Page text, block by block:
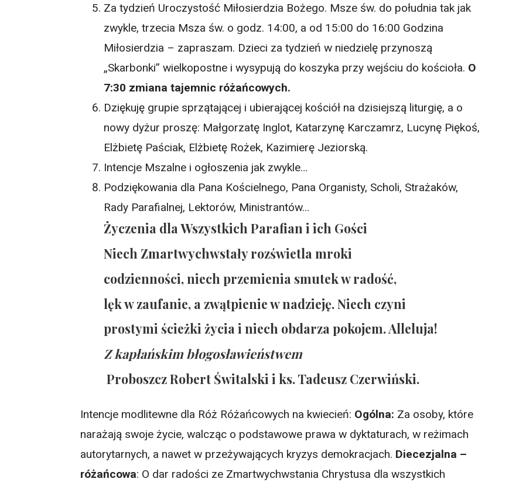
Za tydzień Uroczystość Miłosierdzia Bożego. Msze św. do południa tak jak
zwykle, trzecia Msza św. o godz. 14:00, a od 15:00 do 16:00 Godzina
Miłosierdzia – zapraszam. Dzieci za tydzień w niedzielę przynoszą
„Skarbonki” wielkopostne i wysypują do koszyka przy wejściu do kościoła. O
7:30 zmiana tajemnic różańcowych.
Dziękuję grupie sprzątającej i ubierającej kościół na dzisiejszą liturgię, a o
nowy dyżur proszę: Małgorzatę Inglot, Katarzynę Karczamrz, Lucynę Piękoś,
Elżbietę Paściak, Elżbietę Rożek, Kazimierę Jeziorską.
Intencje Mszalne i ogłoszenia jak zwykle…
Podziękowania dla Pana Kościelnego, Pana Organisty, Scholi, Strażaków,
Rady Parafialnej, Lektorów, Ministrantów…
Życzenia dla Wszystkich Parafian i ich Gości
Niech Zmartwychwstały rozświetla mroki
codzienności, niech przemienia smutek w radość,
lęk w zaufanie, a zwątpienie w nadzieję. Niech czyni
prostymi ścieżki życia i niech obdarza pokojem. Alleluja!
Z kapłańskim błogosławieństwem
Proboszcz Robert Świtalski i ks. Tadeusz Czerwiński.
Intencje modlitewne dla Róż Różańcowych na kwiecień: Ogólna: Za osoby, które
narażają swoje życie, walcząc o podstawowe prawa w dyktaturach, w reżimach
autorytarnych, a nawet w przeżywających kryzys demokracjach. Diecezjalna –
różańcowa: O dar radości ze Zmartwychwstania Chrystusa dla wszystkich